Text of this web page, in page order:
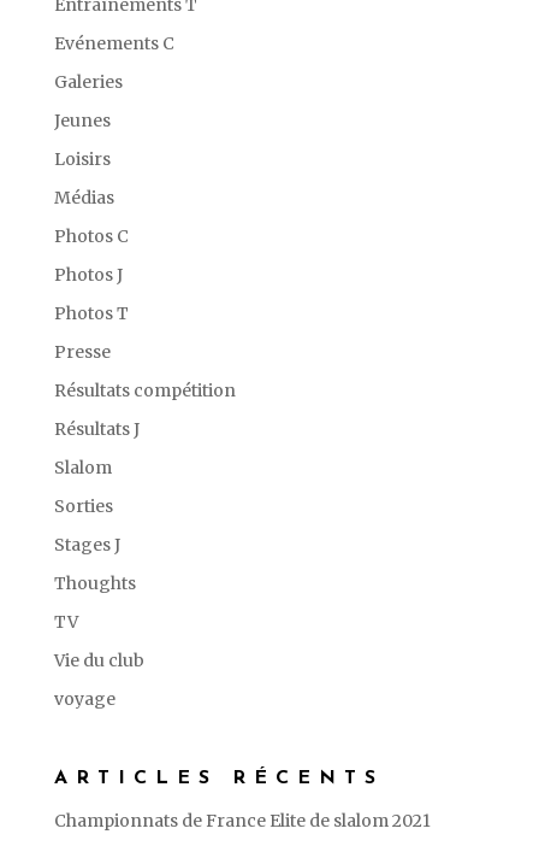
Entraînements T
Evénements C
Galeries
Jeunes
Loisirs
Médias
Photos C
Photos J
Photos T
Presse
Résultats compétition
Résultats J
Slalom
Sorties
Stages J
Thoughts
TV
Vie du club
voyage
ARTICLES RÉCENTS
Championnats de France Elite de slalom 2021